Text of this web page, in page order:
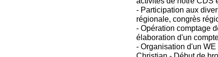
- Participation aux
régionale, congrès
- Opération comptage
élaboration d'un
- Organisation d'un